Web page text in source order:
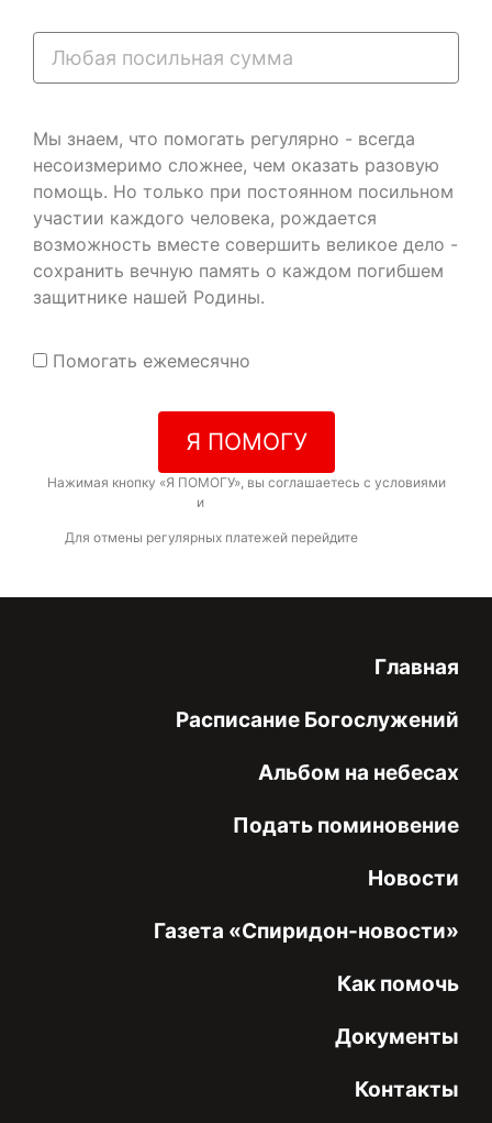
Мы знаем, что помогать регулярно - всегда
несоизмеримо сложнее, чем оказать разовую
помощь. Но только при постоянном посильном
участии каждого человека, рождается
возможность вместе совершить великое дело -
сохранить вечную память о каждом погибшем
защитнике нашей Родины.
Помогать ежемесячно
Я ПОМОГУ
Нажимая кнопку «Я ПОМОГУ», вы соглашаетесь с условиями
и
Для отмены регулярных платежей перейдите
Главная
Расписание Богослужений
Альбом на небесах
Подать поминовение
Новости
Газета «Спиридон-новости»
Как помочь
Документы
Контакты